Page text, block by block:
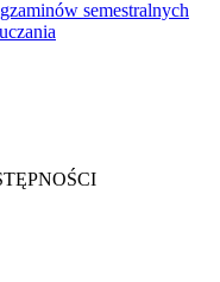
semestralnych